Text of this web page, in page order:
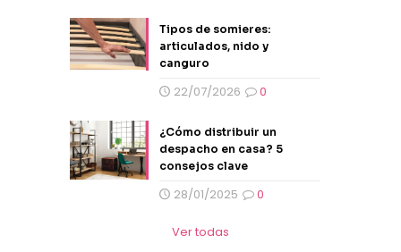
Tipos de somieres:
articulados, nido y
canguro
22/07/2026 0
¿Cómo distribuir un
despacho en casa? 5
consejos clave
28/01/2025 0
Ver todas